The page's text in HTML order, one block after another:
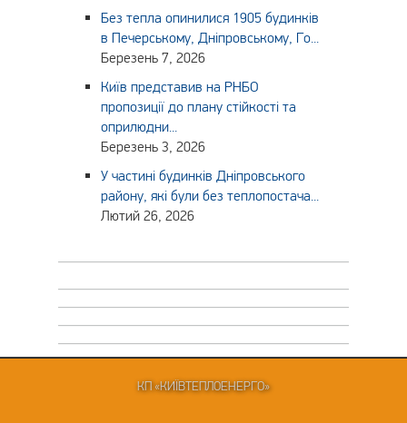
Без тепла опинилися 1905 будинків
в Печерському, Дніпровському, Го...
Березень 7, 2026
Київ представив на РНБО
пропозиції до плану стійкості та
оприлюдни...
Березень 3, 2026
У частині будинків Дніпровського
району, які були без теплопостача...
Лютий 26, 2026
КП «КИЇВТЕПЛОЕНЕРГО»